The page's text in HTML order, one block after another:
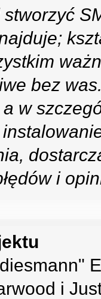
bez
w
i
i